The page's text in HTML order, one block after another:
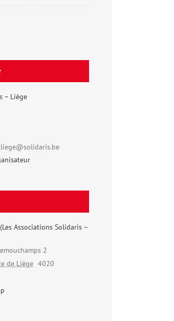
– Liège
Associations Solidaris –
2
de Liège 4020